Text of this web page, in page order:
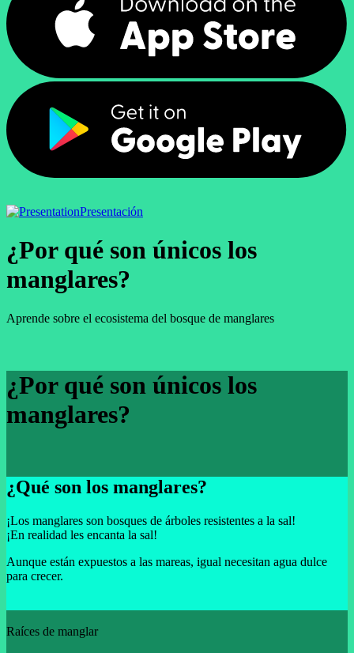
Presentación
¿Por qué son únicos los
manglares?
Aprende sobre el ecosistema del bosque de manglares
¿Por qué son únicos los
manglares?
¿Qué son los manglares?
¡Los manglares son bosques de árboles resistentes a la sal!
¡En realidad les encanta la sal!
Aunque están expuestos a las mareas, igual necesitan agua dulce
para crecer.
Raíces de manglar